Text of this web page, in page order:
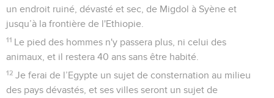
un endroit ruiné, dévasté et sec, de Migdol à Syène et
jusqu’à la frontière de l'Ethiopie.
11 Le pied des hommes n'y passera plus, ni celui des
animaux, et il restera 40 ans sans être habité.
12 Je ferai de l’Egypte un sujet de consternation au milieu
des pays dévastés, et ses villes seront un sujet de